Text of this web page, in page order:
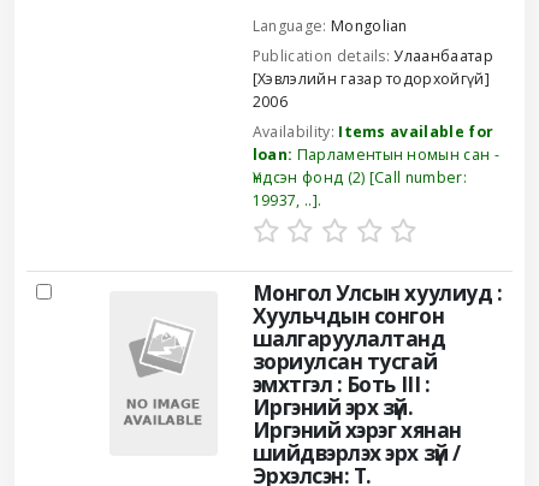
Language: Mongolian
Publication details:Улаанбаатар
[Хэвлэлийн газар тодорхойгүй]
2006
Availability: Items available for
loan: Парламентын номын сан -
Үндсэн фонд (2) Call number:
19937, .. .
Монгол Улсын хуулиуд :
Хуульчдын сонгон
шалгаруулалтанд
зориулсан тусгай
эмхтгэл : Боть III :
Иргэний эрх зүй.
Иргэний хэрэг хянан
шийдвэрлэх эрх зүй /
Эрхэлсэн: Т.